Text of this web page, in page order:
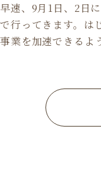
早速、9月1日、2日
で行ってきます。は
事業を加速できるよ